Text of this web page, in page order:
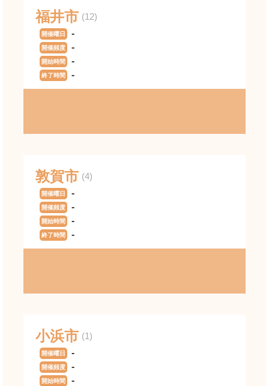
福井市 (12)
開催曜日 -
開催頻度 -
開始時間 -
終了時間 -
敦賀市 (4)
開催曜日 -
開催頻度 -
開始時間 -
終了時間 -
小浜市 (1)
開催曜日 -
開催頻度 -
開始時間 -